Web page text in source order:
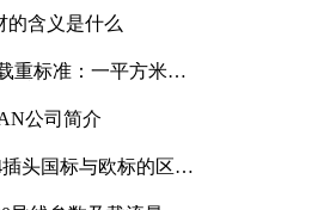
的含义是什么
重标准：一平方米能
公司简介
插头国标与欧标的区别